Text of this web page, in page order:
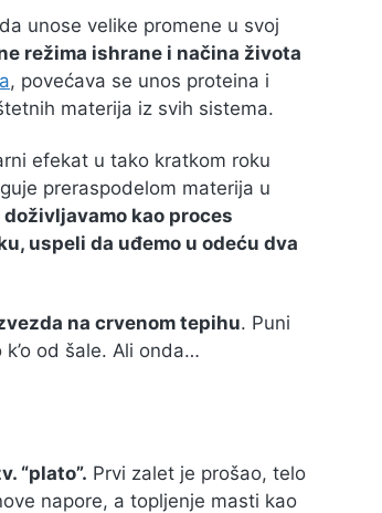
unose velike promene u svoj
režima ishrane i načina života
, povećava se unos proteina i
materija iz svih sistema.
efekat u tako kratkom roku
preraspodelom materija u
doživljavamo kao proces
uspeli da uđemo u odeću dva
na crvenom tepihu. Puni
od šale. Ali onda…
“plato”. Prvi zalet je prošao, telo
napore, a topljenje masti kao